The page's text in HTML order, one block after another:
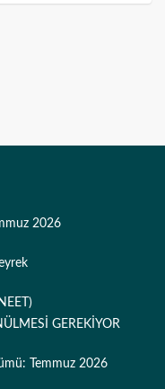
2026
GEREKİYOR
Temmuz 2026